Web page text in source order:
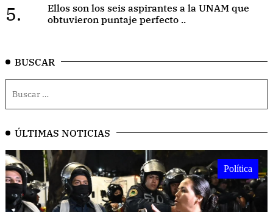
5.
Ellos son los seis aspirantes a la UNAM que
obtuvieron puntaje perfecto ..
BUSCAR
ÚLTIMAS NOTICIAS
Política